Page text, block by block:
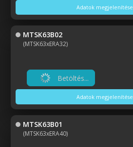
Adatok megjelenítése
MTSK63B02
(MTSK63xERA32)
Betöltés...
Adatok megjelenítése
MTSK63B01
(MTSK63xERA40)